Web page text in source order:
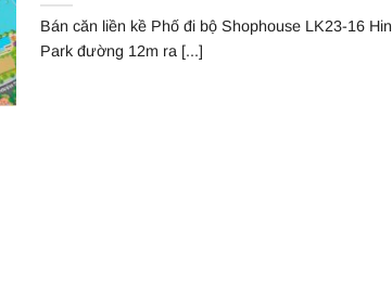
Bán căn liền kề Phố đi bộ Shophouse LK23-16
Park đường 12m ra [...]